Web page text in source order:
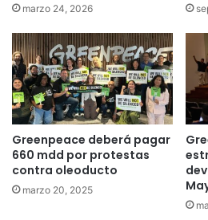
marzo 24, 2026
Greenpeace deberá pagar
660 mdd por protestas
contra oleoducto
marzo 20, 2025